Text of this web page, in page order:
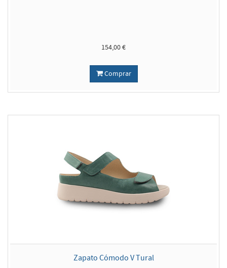
154,00 €
Comprar
Zapato Cómodo V Tural